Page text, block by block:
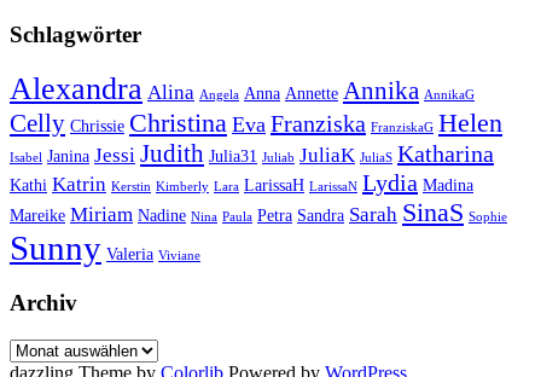
Schlagwörter
Alexandra Alina Angela Anna Annette Annika AnnikaG
Celly Chrissie Christina Eva Franziska FranziskaG Helen
Isabel Janina Jessi Judith Julia31 Juliab JuliaK JuliaS Katharina
Kathi Katrin Kerstin Kimberly Lara LarissaH LarissaN Lydia Madina
Mareike Miriam Nadine Nina Paula Petra Sandra Sarah SinaS Sophie
Sunny Valeria Viviane
Archiv
Archiv